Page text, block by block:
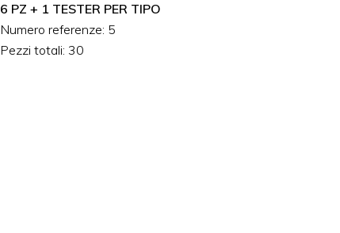
6 PZ + 1 TESTER PER TIPO
Numero referenze: 5
Pezzi totali: 30